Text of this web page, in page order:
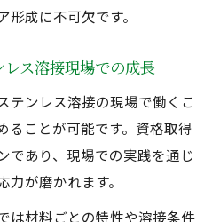
成に不可欠です。
ス溶接現場での成長
テンレス溶接の現場で働くこ
ることが可能です。資格取得
であり、現場での実践を通じ
が磨かれます。
は材料ごとの特性や溶接条件